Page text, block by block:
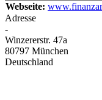
Webseite:
Adresse
-
Winzererstr. 47a
80797 München
Deutschland